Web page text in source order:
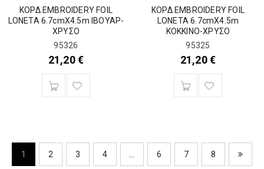
ΚΟΡΔ EMBROIDERY FOIL
LONETA 6.7cmX4.5m ΙΒΟΥΑΡ-
ΧΡΥΣΟ
95326
21,20€
ΚΟΡΔ EMBROIDERY FOIL
LONETA 6.7cmX4.5m
ΚΟΚΚΙΝΟ-ΧΡΥΣΟ
95325
21,20€
1 2 3 4 … 6 7 8